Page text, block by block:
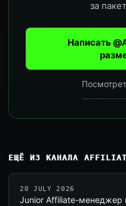
за
Написать
ЕЩЁ ИЗ КАНАЛА
20 JULY 2026
Junior Affiliate-менеджер